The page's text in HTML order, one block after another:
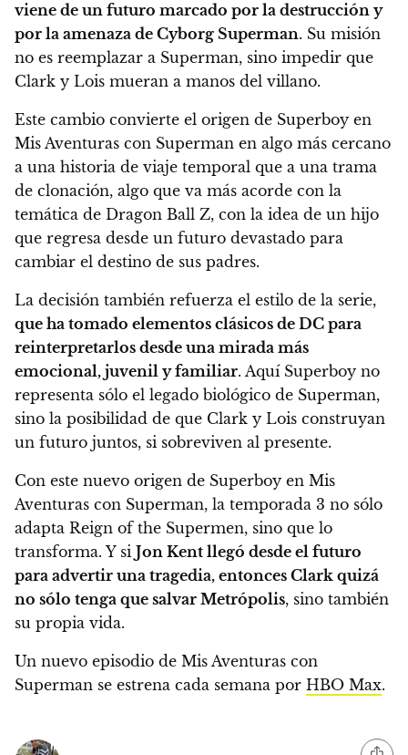
viene de un futuro marcado por la destrucción y
por la amenaza de Cyborg Superman. Su misión
no es reemplazar a Superman, sino impedir que
Clark y Lois mueran a manos del villano.
Este cambio convierte el origen de Superboy en
Mis Aventuras con Superman en algo más cercano
a una historia de viaje temporal que a una trama
de clonación, algo que va más acorde con la
temática de Dragon Ball Z, con la idea de un hijo
que regresa desde un futuro devastado para
cambiar el destino de sus padres.
La decisión también refuerza el estilo de la serie,
que ha tomado elementos clásicos de DC para
reinterpretarlos desde una mirada más
emocional, juvenil y familiar. Aquí Superboy no
representa sólo el legado biológico de Superman,
sino la posibilidad de que Clark y Lois construyan
un futuro juntos, si sobreviven al presente.
Con este nuevo origen de Superboy en Mis
Aventuras con Superman, la temporada 3 no sólo
adapta Reign of the Supermen, sino que lo
transforma. Y si Jon Kent llegó desde el futuro
para advertir una tragedia, entonces Clark quizá
no sólo tenga que salvar Metrópolis, sino también
su propia vida.
Un nuevo episodio de Mis Aventuras con
Superman se estrena cada semana por HBO Max.